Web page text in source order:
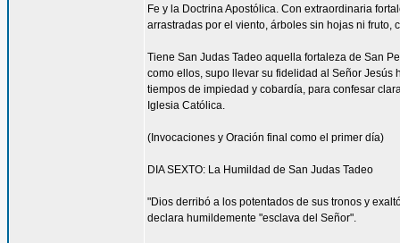
Fe y la Doctrina Apostólica. Con extraordinaria
arrastradas por el viento, árboles sin hojas ni fruto,
Tiene San Judas Tadeo aquella fortaleza de San
como ellos, supo llevar su fidelidad al Señor Jesús
tiempos de impiedad y cobardía, para confesar
Iglesia Católica.
(Invocaciones y Oración final como el primer día)
DIA SEXTO: La Humildad de San Judas Tadeo
"Dios derribó a los potentados de sus tronos y
declara humildemente "esclava del Señor".